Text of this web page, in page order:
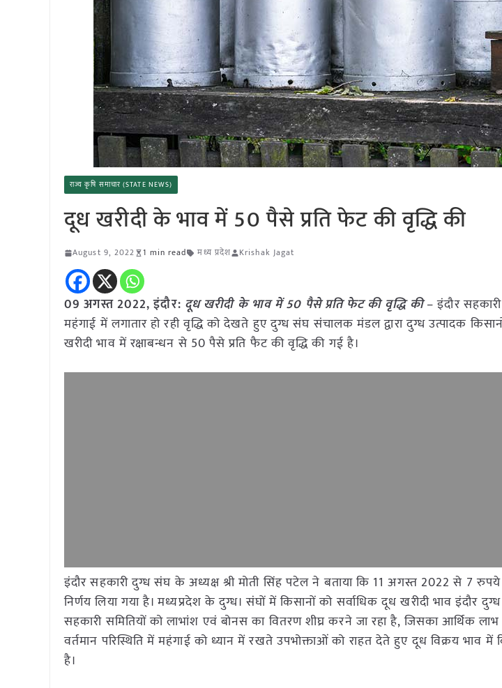
राज्य कृषि समाचार (STATE NEWS)
दूध खरीदी के भाव में 50 पैसे प्रति फेट की वृद्धि की
August 9, 2022 1 min read मध्य प्रदेश Krishak Jagat
09 अगस्त 2022, इंदौर: दूध खरीदी के भाव में 50 पैसे प्रति फेट की वृद्धि की– इंदौर
महंगाई में लगातार हो रही वृद्धि को देखते हुए दुग्ध संघ संचालक मंडल द्वारा दुग्ध उत्पादक
खरीदी भाव में रक्षाबन्धन से 50 पैसे प्रति फैट की वृद्धि की गई है।
इंदौर सहकारी दुग्ध संघ के अध्यक्ष श्री मोती सिंह पटेल ने बताया कि 11 अगस्त 2022 से 7
निर्णय लिया गया है। मध्यप्रदेश के दुग्ध। संघों में किसानों को सर्वाधिक दूध खरीदी भाव इंदौर
सहकारी समितियों को लाभांश एवं बोनस का वितरण शीघ्र करने जा रहा है, जिसका आर्थिक लाभ
वर्तमान परिस्थिति में महंगाई को ध्यान में रखते उपभोक्ताओं को राहत देते हुए दूध विक्रय भाव में
है।